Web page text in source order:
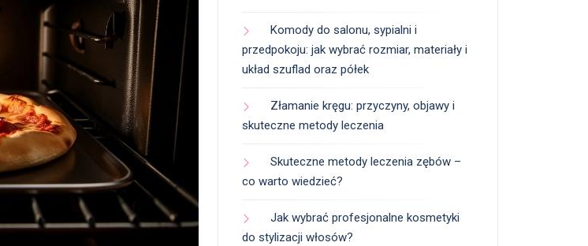
Komody do salonu, sypialni i
przedpokoju: jak wybrać rozmiar, materiały i
układ szuflad oraz półek
Złamanie kręgu: przyczyny, objawy i
skuteczne metody leczenia
Skuteczne metody leczenia zębów –
co warto wiedzieć?
Jak wybrać profesjonalne kosmetyki
do stylizacji włosów?